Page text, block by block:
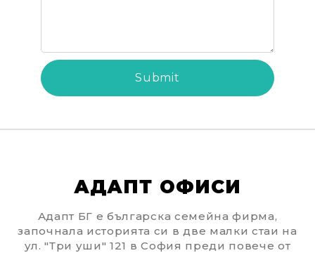
АДАПТ ОФИСИ
Адапт БГ е българска семейна фирма,
започнала историята си в две малки стаи на
ул. "Три уши" 121 в София преди повече от